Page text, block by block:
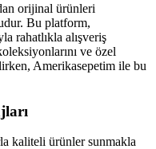
orijinal ürünleri
Bu platform,
rahatlıkla alışveriş
ve özel
Amerikasepetim ile bu
kaliteli ürünler sunmakla